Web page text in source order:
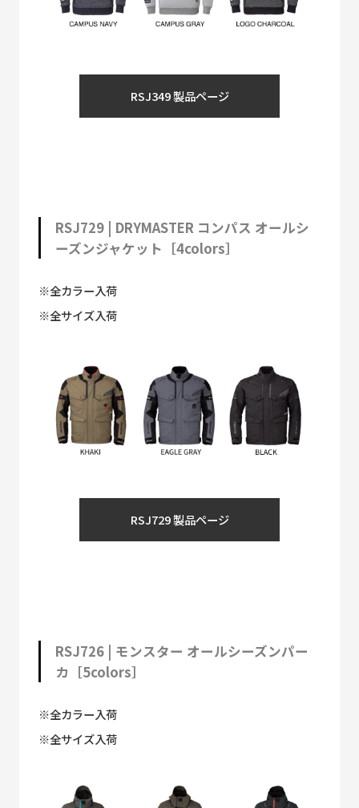
RSJ349 製品ページ
RSJ729 | DRYMASTER コンパス オールシ
ーズンジャケット［4colors］
※全カラー入荷
※全サイズ入荷
RSJ729 製品ページ
RSJ726 | モンスター オールシーズンパー
カ［5colors］
※全カラー入荷
※全サイズ入荷